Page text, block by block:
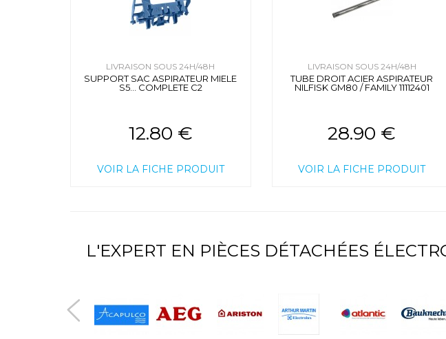
LIVRAISON SOUS 24H/48H
SUPPORT SAC ASPIRATEUR MIELE
S5... COMPLETE C2
12.80 €
VOIR LA FICHE PRODUIT
LIVRAISON SOUS 24H/48H
TUBE DROIT ACIER ASPIRATEUR
NILFISK GM80 / FAMILY 11112401
28.90 €
VOIR LA FICHE PRODUIT
L'EXPERT EN PIÈCES DÉTACHÉES